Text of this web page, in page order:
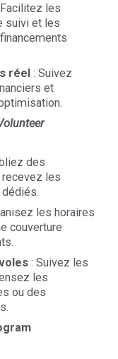
les
suivi et les
réel : Suivez
et
des
les
les horaires
couverture
: Suivez les
les
ou des